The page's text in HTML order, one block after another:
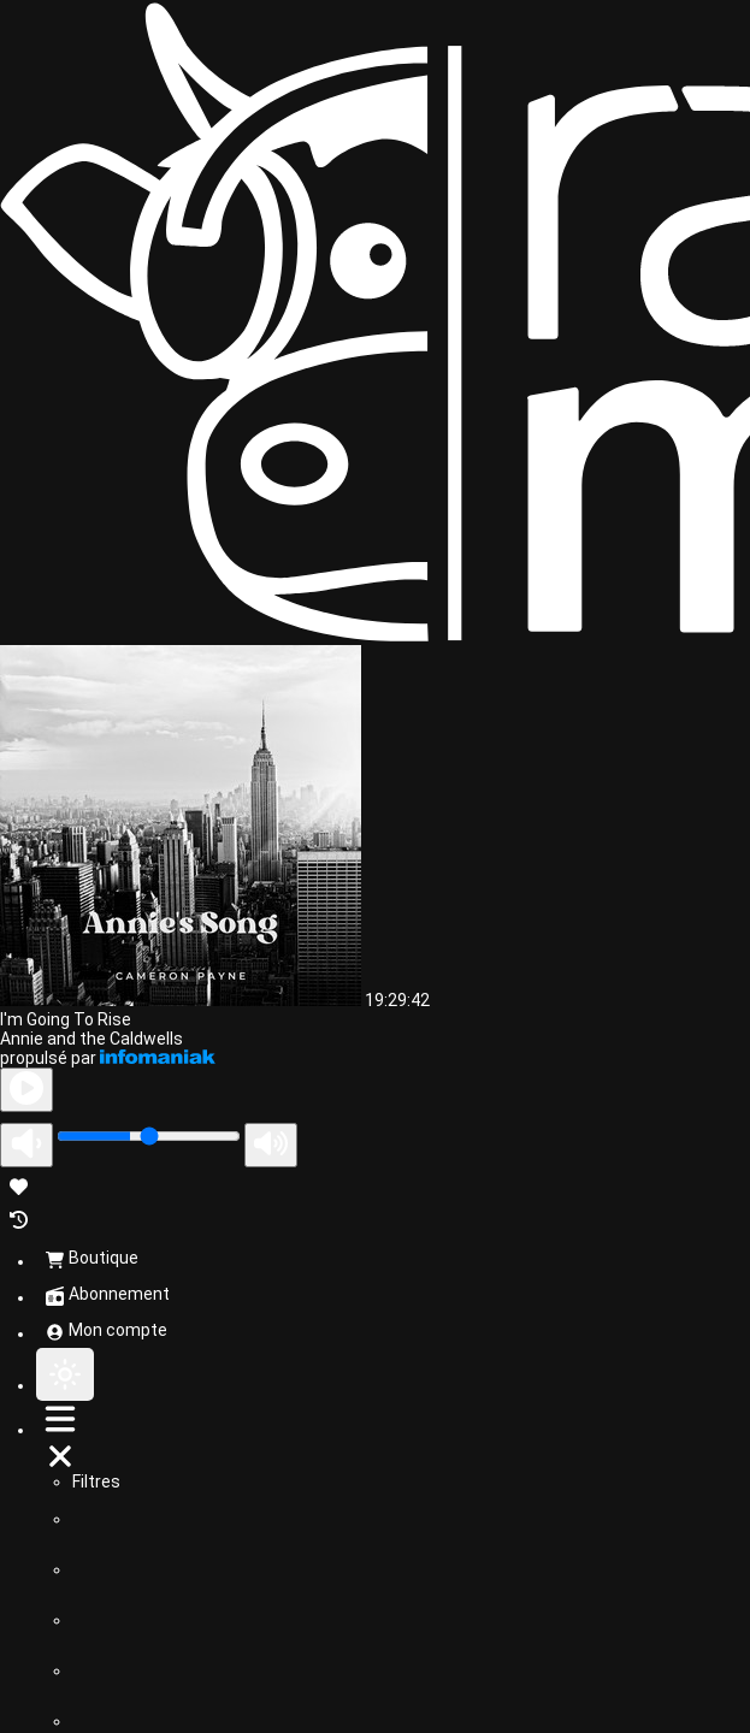
19:29:42
I'm Going To Rise
Annie and the Caldwells
propulsé par
Boutique
Abonnement
Mon compte
Filtres